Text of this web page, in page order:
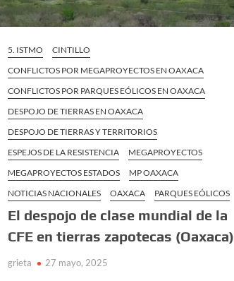
5. ISTMO
CINTILLO
CONFLICTOS POR MEGAPROYECTOS EN OAXACA
CONFLICTOS POR PARQUES EÓLICOS EN OAXACA
DESPOJO DE TIERRAS EN OAXACA
DESPOJO DE TIERRAS Y TERRITORIOS
ESPEJOS DE LA RESISTENCIA
MEGAPROYECTOS
MEGAPROYECTOS ESTADOS
MP OAXACA
NOTICIAS NACIONALES
OAXACA PARQUES EÓLICOS
El despojo de clase mundial de la
CFE en tierras zapotecas (Oaxaca)
grieta 27 mayo, 2025